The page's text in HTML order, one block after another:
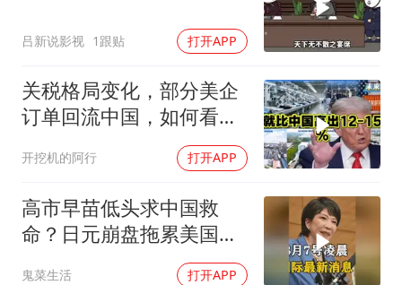
吕新说影视 1跟贴 打开APP
关税格局变化，部分美企
订单回流中国，如何看待
特朗普关税政策得失。来
听听
开挖机的阿行 打开APP
高市早苗低头求中国救
命？日元崩盘拖累美国下
水！川普也坐不住了
鬼菜生活 打开APP